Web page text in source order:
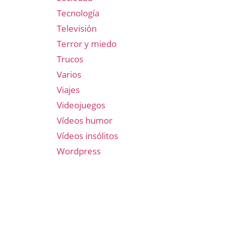
Tecnología
Televisión
Terror y miedo
Trucos
Varios
Viajes
Videojuegos
Vídeos humor
Vídeos insólitos
Wordpress